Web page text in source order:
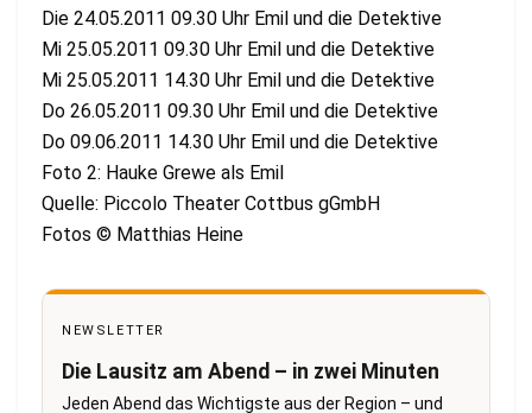
Die 24.05.2011 09.30 Uhr Emil und die Detektive
Mi 25.05.2011 09.30 Uhr Emil und die Detektive
Mi 25.05.2011 14.30 Uhr Emil und die Detektive
Do 26.05.2011 09.30 Uhr Emil und die Detektive
Do 09.06.2011 14.30 Uhr Emil und die Detektive
Foto 2: Hauke Grewe als Emil
Quelle: Piccolo Theater Cottbus gGmbH
Fotos © Matthias Heine
NEWSLETTER
Die Lausitz am Abend – in zwei Minuten
Jeden Abend das Wichtigste aus der Region – und